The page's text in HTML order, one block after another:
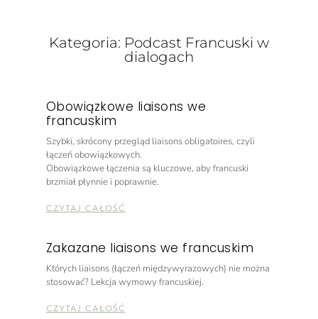
Kategoria: Podcast Francuski w
dialogach
Obowiązkowe liaisons we
francuskim
Szybki, skrócony przegląd liaisons obligatoires, czyli
łączeń obowiązkowych.
Obowiązkowe łączenia są kluczowe, aby francuski
brzmiał płynnie i poprawnie.
CZYTAJ CAŁOŚĆ
Zakazane liaisons we francuskim
Których liaisons (łączeń międzywyrazowych) nie można
stosować? Lekcja wymowy francuskiej.
CZYTAJ CAŁOŚĆ